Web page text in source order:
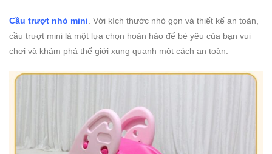
Cầu trượt nhỏ mini . Với kích thước nhỏ gọn và thiết kế an toàn,
cầu trượt mini là một lựa chọn hoàn hảo để bé yêu của bạn vui
chơi và khám phá thế giới xung quanh một cách an toàn.